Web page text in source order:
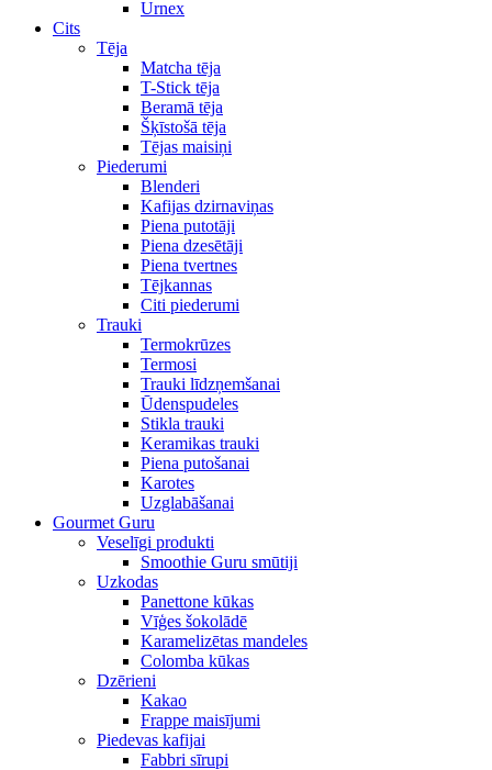
Urnex
Cits
Tēja
Matcha tēja
T-Stick tēja
Beramā tēja
Šķīstošā tēja
Tējas maisiņi
Piederumi
Blenderi
Kafijas dzirnaviņas
Piena putotāji
Piena dzesētāji
Piena tvertnes
Tējkannas
Citi piederumi
Trauki
Termokrūzes
Termosi
Trauki līdzņemšanai
Ūdenspudeles
Stikla trauki
Keramikas trauki
Piena putošanai
Karotes
Uzglabāšanai
Gourmet Guru
Veselīgi produkti
Smoothie Guru smūtiji
Uzkodas
Panettone kūkas
Vīģes šokolādē
Karamelizētas mandeles
Colomba kūkas
Dzērieni
Kakao
Frappe maisījumi
Piedevas kafijai
Fabbri sīrupi